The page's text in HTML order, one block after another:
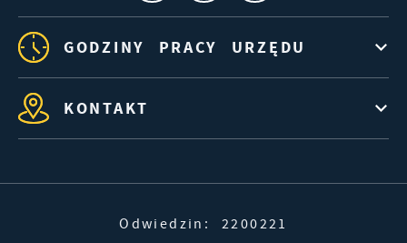
GODZINY PRACY URZĘDU
KONTAKT
Odwiedzin: 2200221